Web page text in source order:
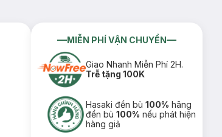
MIỄN PHÍ VẬN CHUYỂN
Giao Nhanh Miễn Phí 2H.
Trễ tặng 100K
Hasaki đền bù100% hãng
đền bù100% nếu phát hiện
hàng giả